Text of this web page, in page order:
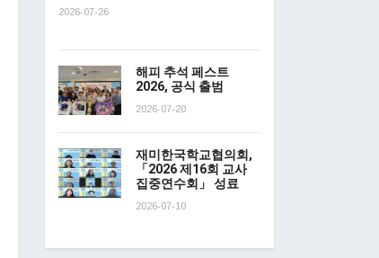
2026-07-26
해피 추석 페스트
2026, 공식 출범
2026-07-20
재미한국학교협의회,
「2026 제16회 교사
집중연수회」 성료
2026-07-10